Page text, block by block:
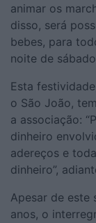
animar os
disso, será
bebes, para
noite de
Esta
o São João,
a associação:
dinheiro
adereços e
dinheiro”,
Apesar de este
anos, o